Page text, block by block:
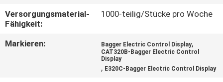
VERBINDUNG
BLOG
Versorgungsmaterial-
Fähigkeit:
1000-teilig/Stücke pro Woche
Markieren: Bagger Electric Control Display,
CAT320B-Bagger Electric Control
Display
, E320C-Bagger Electric Control Display